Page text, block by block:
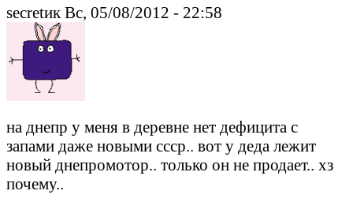
secretик Вс, 05/08/2012 - 22:58
на днепр у меня в деревне нет дефицита с
запами даже новыми ссср.. вот у деда лежит
новый днепромотор.. только он не продает.. хз
почему..